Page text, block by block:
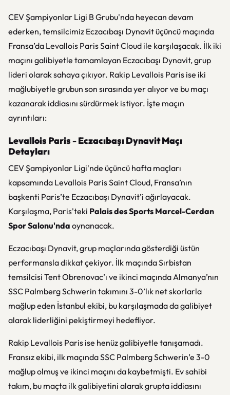
CEV Şampiyonlar Ligi B Grubu'nda heyecan devam
ederken, temsilcimiz Eczacıbaşı Dynavit üçüncü maçında
Fransa’da Levallois Paris Saint Cloud ile karşılaşacak. İlk iki
maçını galibiyetle tamamlayan Eczacıbaşı Dynavit, grup
lideri olarak sahaya çıkıyor. Rakip Levallois Paris ise iki
mağlubiyetle grubun son sırasında yer alıyor ve bu maçı
kazanarak iddiasını sürdürmek istiyor. İşte maçın
ayrıntıları:
Levallois Paris - Eczacıbaşı Dynavit Maçı
Detayları
CEV Şampiyonlar Ligi'nde üçüncü hafta maçları
kapsamında Levallois Paris Saint Cloud, Fransa’nın
başkenti Paris’te Eczacıbaşı Dynavit’i ağırlayacak.
Karşılaşma, Paris'teki Palais des Sports Marcel-Cerdan
Spor Salonu'nda oynanacak.
Eczacıbaşı Dynavit, grup maçlarında gösterdiği üstün
performansla dikkat çekiyor. İlk maçında Sırbistan
temsilcisi Tent Obrenovac’ı ve ikinci maçında Almanya’nın
SSC Palmberg Schwerin takımını 3-0’lık net skorlarla
mağlup eden İstanbul ekibi, bu karşılaşmada da galibiyet
alarak liderliğini pekiştirmeyi hedefliyor.
Rakip Levallois Paris ise henüz galibiyetle tanışamadı.
Fransız ekibi, ilk maçında SSC Palmberg Schwerin’e 3-0
mağlup olmuş ve ikinci maçını da kaybetmişti. Ev sahibi
takım, bu maçta ilk galibiyetini alarak grupta iddiasını